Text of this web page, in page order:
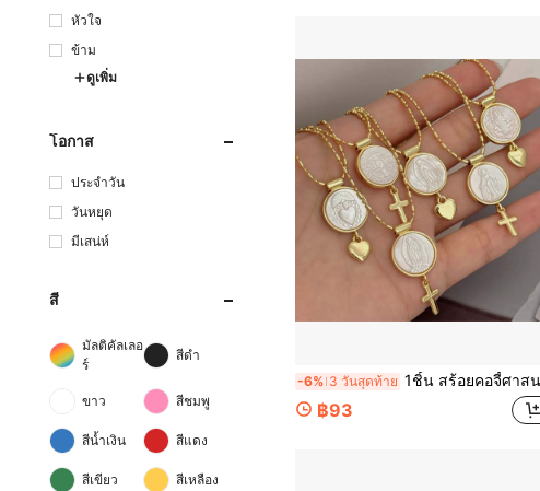
หัวใจ
ข้าม
ดูเพิ่ม
โอกาส
ประจำวัน
วันหยุด
มีเสน่ห์
สี
มัลติคัลเลอ
ร์
สีดำ
ขาว สีชมพู
สีน้ำเงิน สีแดง
สีเขียว สีเหลือง
-6% 3 วันสุดท้าย 1ชิ้น สร้อยคอจี้ศาสนา - พระแม่มารี/นักบุญเบเนดิกต์/พระหฤทัยศักดิ์สิทธิ์/ไม้กางเขนไล่ผี, ทองแดงฝังเปลือกหอยสีขาว, เหมาะสำหรับทั้งชายและหญิง, เหมาะสำหรับใส่ในชีวิตประจำวันหรือให้เป็นของขวัญ
฿93